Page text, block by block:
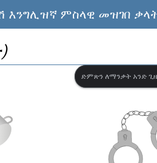
እንግሊዝኛ ምስላዊ መዝገበ
ድምጽን ለማንቃት አንድ